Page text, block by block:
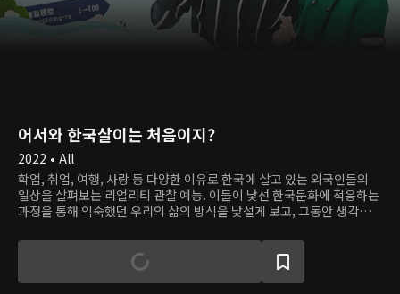
어서와 한국살이는 처음이지?
2022 • All
학업, 취업, 여행, 사랑 등 다양한 이유로 한국에 살고 있는 외국인들의
일상을 살펴보는 리얼리티 관찰 예능. 이들이 낯선 한국문화에 적응하는
과정을 통해 익숙했던 우리의 삶의 방식을 낯설게 보고, 그동안 생각하지